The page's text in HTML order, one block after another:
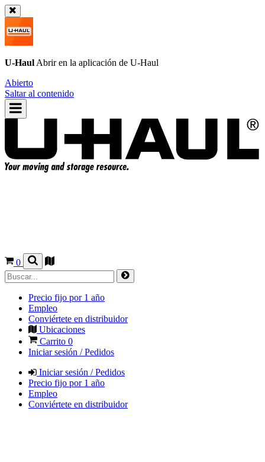
U-Haul Abrir en la aplicación de U-Haul
Abierto
Saltar al contenido
0
Precio fijo por 1 año
Empleo
Conviértete en distribuidor
Ubicaciones
Carrito 0
Iniciar sesión / Pedidos
Iniciar sesión / Pedidos
Precio fijo por 1 año
Empleo
Conviértete en distribuidor